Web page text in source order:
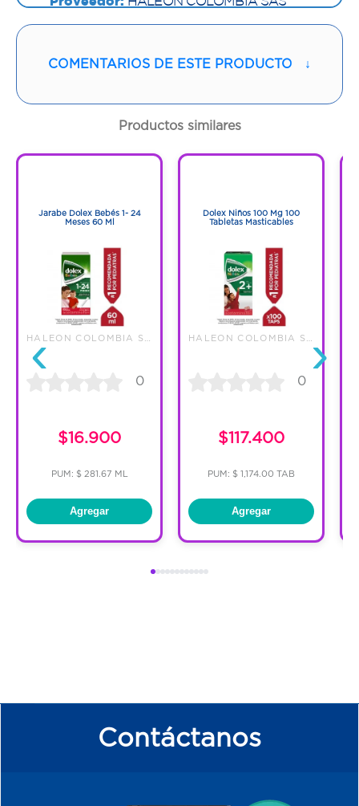
16 Cápsulas
Código:1273399
COMENTARIOS DE ESTE PRODUCTO ↓
Productos similares
‹
Jarabe Dolex Bebés 1- 24
Meses 60 Ml
0
$16.900
PUM: $ 281.67 ML
Agregar
Dolex Niños 100 Mg 100
Tabletas Masticables
0
$117.400
PUM: $ 1,174.00 TAB
Agregar
›
Contáctanos